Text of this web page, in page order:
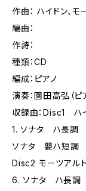
作曲： ハイドン、
編曲：
作詩：
種類：CD
編成：ピアノ
演奏：園田高弘（ピ
収録曲：Disc1 ハ
1. ソナタ ハ長
ソナタ 嬰ハ短調
Disc2 モーツアルト
6. ソナタ ハ長